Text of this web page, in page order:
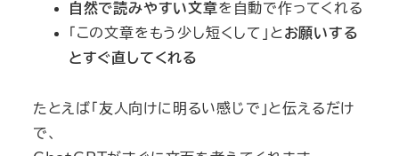
自然で読みやすい文章を自動で作ってくれる
「この文章をもう少し短くして」とお願いする
とすぐ直してくれる
たとえば「友人向けに明るい感じで」と伝えるだけ
で、